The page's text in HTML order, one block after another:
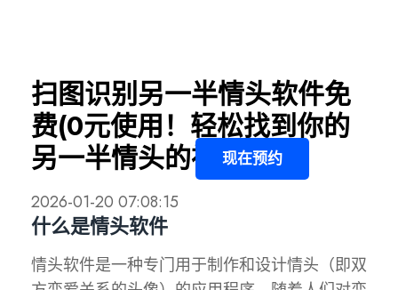
现在预约
扫图识别另一半情头软件免
费(0元使用！轻松找到你的
另一半情头的神器！)
2026-01-20 07:08:15
什么是情头软件
情头软件是一种专门用于制作和设计情头（即双